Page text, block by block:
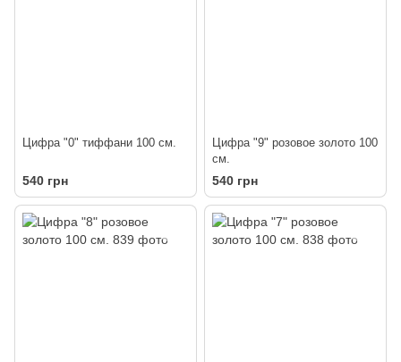
Цифра "0" тиффани 100 см.
540 грн
Цифра "9" розовое золото 100
см.
540 грн